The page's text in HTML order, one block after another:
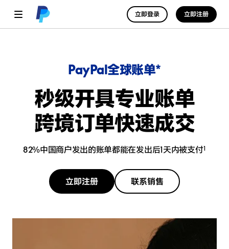
立即登录 立即注册
PayPal全球账单*
秒级开具专业账单
跨境订单快速成交
82%中国商户发出的账单都能在发出后1天内被支付1
立即注册 联系销售